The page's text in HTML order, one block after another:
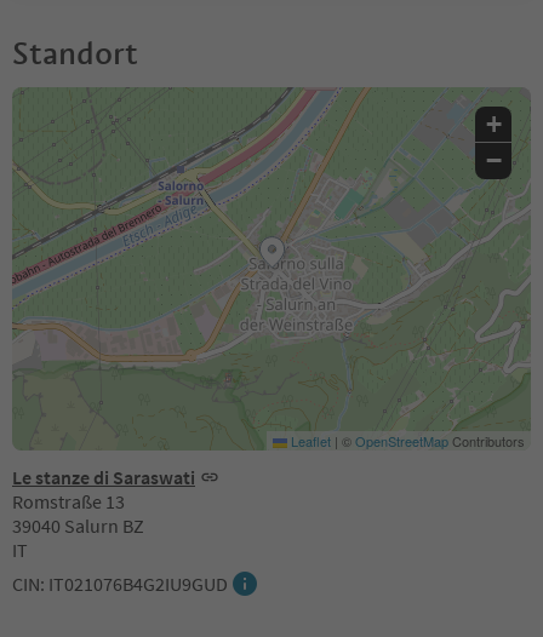
Standort
Le stanze di Saraswati
Romstraße 13
39040 Salurn BZ
IT
CIN: IT021076B4G2IU9GUD
+
−
Leaflet | ©OpenStreetMapContributors